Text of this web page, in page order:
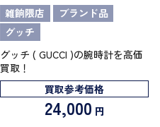
雑餉隈店
ブランド品
グッチ
グッチ ( GUCCI )の腕時計を高価
買取！
買取参考価格
24,000 円